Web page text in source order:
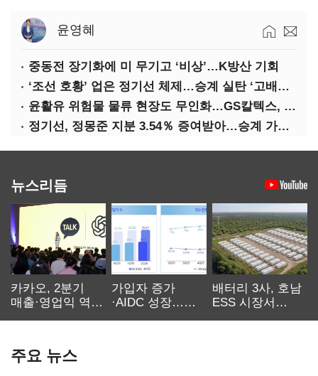
윤영혜
중동전 장기화에 미 무기고 ‘비상’…K방산 기회
‘조선 호황’ 업은 정기선 체제…승계 실탄 ‘고배당’ 주목
윤활유 위험물 물류 현장도 무인화…GS칼텍스, 디지털 전환 가속
정기선, 정몽준 지분 3.54％ 증여받아…승계 가속화
뉴스리듬
카카오, 2분기
매출·영업익 역대
가입자 증가
·AIDC 성장…
배터리 3사, 호남
ESS 시장서
주요 뉴스